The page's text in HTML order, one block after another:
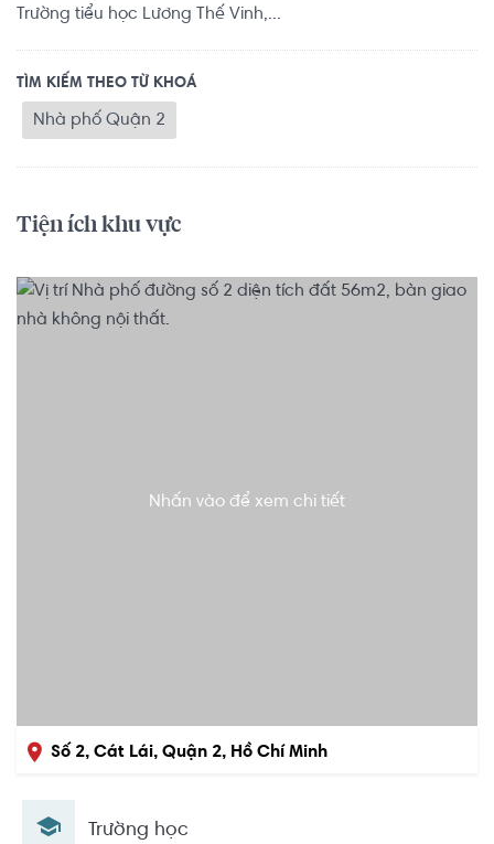
Trường tiểu học Lương Thế Vinh,...
TÌM KIẾM THEO TỪ KHOÁ
Nhà phố Quận 2
Tiện ích khu vực
Nhấn vào để xem chi tiết
Số 2, Cát Lái, Quận 2, Hồ Chí Minh
Trường học